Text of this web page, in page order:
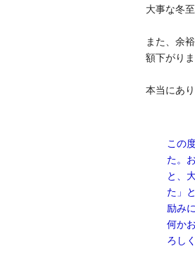
大事な冬
また、余
額下がり
本当にあ
この
た。
と、
た」
励み
何か
ろし